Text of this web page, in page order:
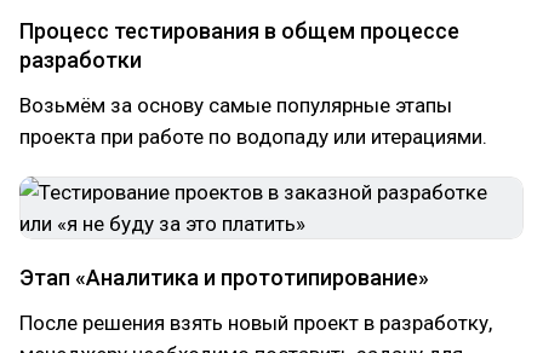
Процесс тестирования в общем процессе
разработки
Возьмём за основу самые популярные этапы
проекта при работе по водопаду или итерациями.
Этап «Аналитика и прототипирование»
После решения взять новый проект в разработку,